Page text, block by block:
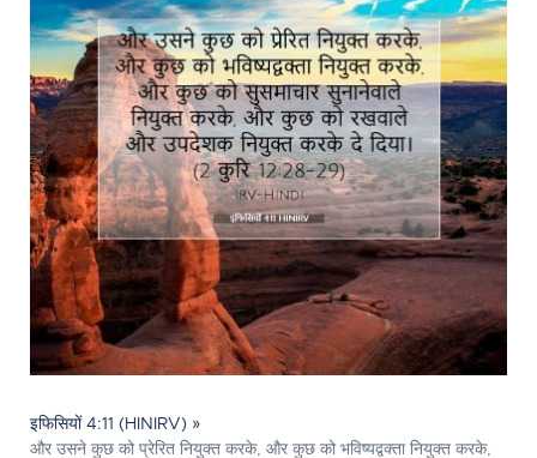
इफिसियों 4:11 (HINIRV) »
और उसने कुछ को प्रेरित नियुक्त करके, और कुछ को भविष्यद्वक्ता नियुक्त करके,